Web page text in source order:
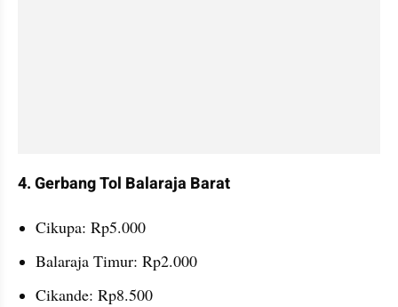
4. Gerbang Tol Balaraja Barat
Cikupa: Rp5.000
Balaraja Timur: Rp2.000
Cikande: Rp8.500